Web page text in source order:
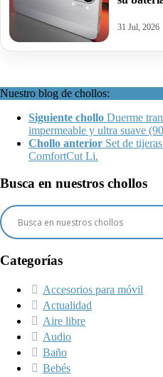
31 Jul, 2026
Nuestro blog de chollos:
Siguiente chollo Duerme
impermeable y ultra suave
Chollo anterior Set de
ComfortCut Li.
Busca en nuestros chollos
Categorías
Accesorios para móvil
Actualidad
Aire libre
Audio
Baño
Bebés